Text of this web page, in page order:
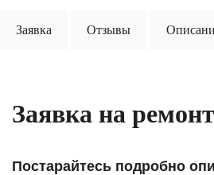
Заявка Отзывы
Заявка на ремонт
Постарайтесь подробно